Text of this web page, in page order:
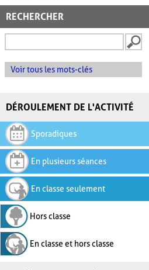
RECHERCHER
Voir tous les mots-clés
DÉROULEMENT DE L'ACTIVITÉ
Sporadiques
En plusieurs séances
En classe seulement
Hors classe
En classe et hors classe